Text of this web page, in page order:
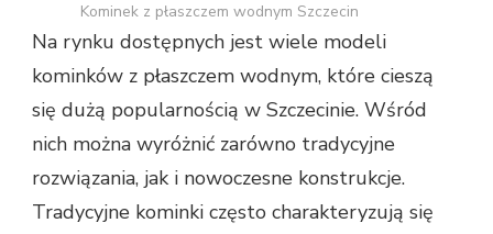
Kominek z płaszczem wodnym Szczecin
Na rynku dostępnych jest wiele modeli
kominków z płaszczem wodnym, które cieszą
się dużą popularnością w Szczecinie. Wśród
nich można wyróżnić zarówno tradycyjne
rozwiązania, jak i nowoczesne konstrukcje.
Tradycyjne kominki często charakteryzują się